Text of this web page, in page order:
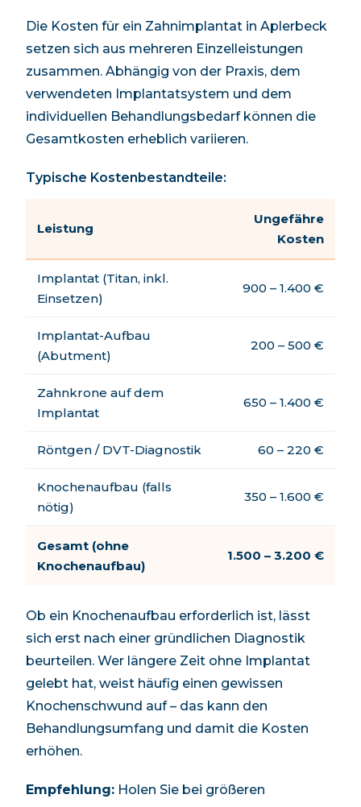
Die Kosten für ein Zahnimplantat in Aplerbeck
setzen sich aus mehreren Einzelleistungen
zusammen. Abhängig von der Praxis, dem
verwendeten Implantatsystem und dem
individuellen Behandlungsbedarf können die
Gesamtkosten erheblich variieren.
Typische Kostenbestandteile:
Leistung
Ungefähre
Kosten
Implantat (Titan, inkl.
Einsetzen)
900 – 1.400 €
Implantat-Aufbau
(Abutment)
200 – 500 €
Zahnkrone auf dem
Implantat
650 – 1.400 €
Röntgen / DVT-Diagnostik 60 – 220 €
Knochenaufbau (falls
nötig)
350 – 1.600 €
Gesamt (ohne
Knochenaufbau)
1.500 – 3.200 €
Ob ein Knochenaufbau erforderlich ist, lässt
sich erst nach einer gründlichen Diagnostik
beurteilen. Wer längere Zeit ohne Implantat
gelebt hat, weist häufig einen gewissen
Knochenschwund auf – das kann den
Behandlungsumfang und damit die Kosten
erhöhen.
Empfehlung: Holen Sie bei größeren